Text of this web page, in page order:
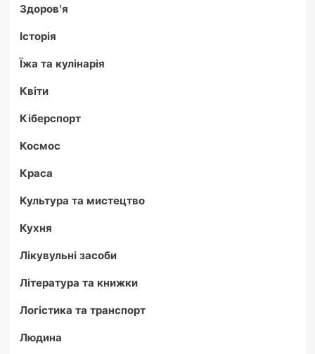
Здоров'я
Історія
Їжа та кулінарія
Квіти
Кіберспорт
Космос
Краса
Культура та мистецтво
Кухня
Лікувульні засоби
Література та книжки
Логістика та транспорт
Людина